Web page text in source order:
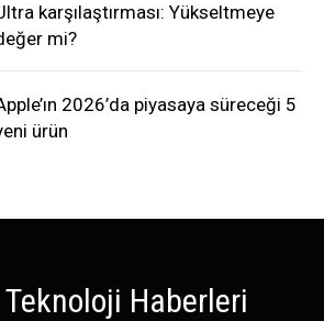
karşılaştırması: Yükseltmeye
mi?
2026’da piyasaya süreceği 5
ürün
Haberleri